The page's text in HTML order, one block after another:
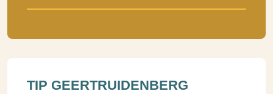
TIP GEERTRUIDENBERG